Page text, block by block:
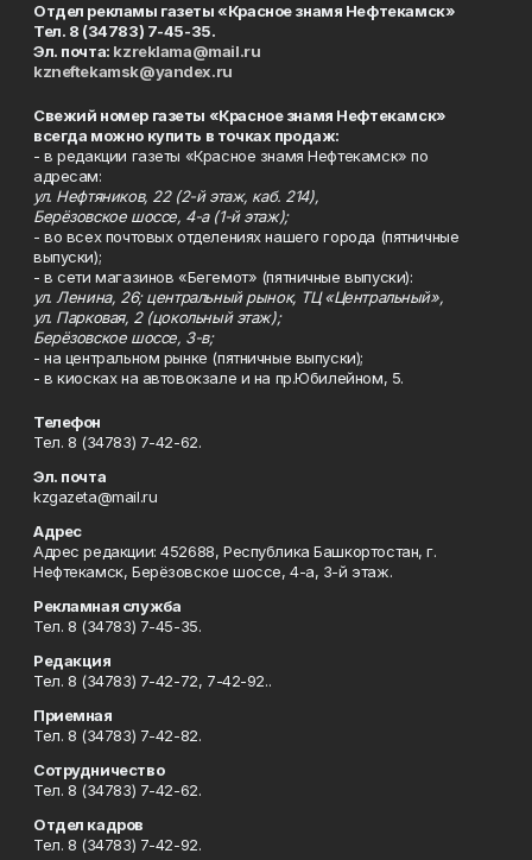
Отдел рекламы газеты «Красное знамя Нефтекамск»
Тел. 8 (34783) 7-45-35.
Эл. почта: kzreklama@mail.ru
kzneftekamsk@yandex.ru
Свежий номер газеты «Красное знамя Нефтекамск»
всегда можно купить в точках продаж:
- в редакции газеты «Красное знамя Нефтекамск» по
адресам:
ул. Нефтяников, 22 (2-й этаж, каб. 214),
Берёзовское шоссе, 4-а (1-й этаж);
- во всех почтовых отделениях нашего города (пятничные
выпуски);
- в сети магазинов «Бегемот» (пятничные выпуски):
ул. Ленина, 26; центральный рынок, ТЦ «Центральный»,
ул. Парковая, 2 (цокольный этаж);
Берёзовское шоссе, 3-в;
- на центральном рынке (пятничные выпуски);
- в киосках на автовокзале и на пр.Юбилейном, 5.
Телефон
Тел. 8 (34783) 7-42-62.
Эл. почта
kzgazeta@mail.ru
Адрес
Адрес редакции: 452688, Республика Башкортостан, г.
Нефтекамск, Берёзовское шоссе, 4-а, 3-й этаж.
Рекламная служба
Тел. 8 (34783) 7-45-35.
Редакция
Тел. 8 (34783) 7-42-72, 7-42-92..
Приемная
Тел. 8 (34783) 7-42-82.
Сотрудничество
Тел. 8 (34783) 7-42-62.
Отдел кадров
Тел. 8 (34783) 7-42-92.